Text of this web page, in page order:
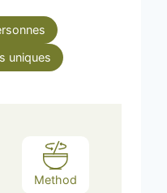
uniques
Method